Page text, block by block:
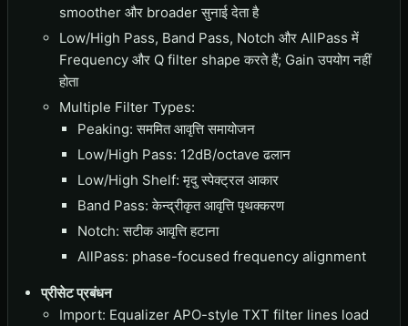
smoother और broader सुनाई देता है
Low/High Pass, Band Pass, Notch और AllPass में
Frequency और Q filter shape करते हैं; Gain उपयोग नहीं
होता
Multiple Filter Types:
Peaking: सममित आवृत्ति समायोजन
Low/High Pass: 12dB/octave ढलान
Low/High Shelf: मृदु स्पेक्ट्रल आकार
Band Pass: केन्द्रीकृत आवृत्ति पृथक्करण
Notch: सटीक आवृत्ति हटाना
AllPass: phase-focused frequency alignment
प्रीसेट प्रबंधन
Import: Equalizer APO-style TXT filter lines load